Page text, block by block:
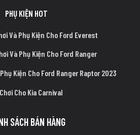
PHỤ KIỆN HOT
Và Phụ Kiện Cho Ford Everest
Và Phụ Kiện Cho Ford Ranger
Kiện Cho Ford Ranger Raptor 2023
Cho Kia Carnival
SÁCH BÁN HÀNG